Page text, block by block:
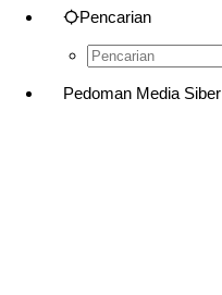
Pencarian
Pedoman Media Siber